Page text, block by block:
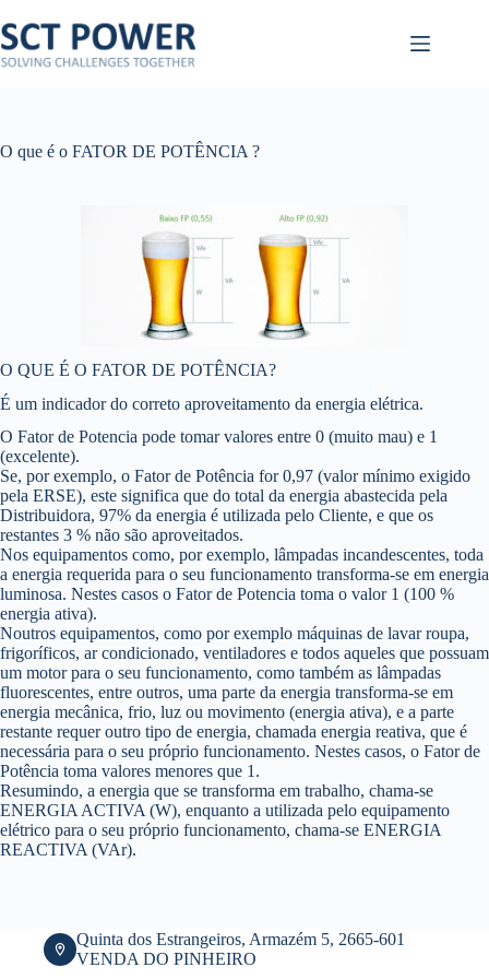
para
o
conteúdo
O que é o FATOR DE POTÊNCIA ?
O QUE É O FATOR DE POTÊNCIA?
É um indicador do correto aproveitamento da energia elétrica.
O Fator de Potencia pode tomar valores entre 0 (muito mau) e 1
(excelente).
Se, por exemplo, o Fator de Potência for 0,97 (valor mínimo exigido
pela ERSE), este significa que do total da energia abastecida pela
Distribuidora, 97% da energia é utilizada pelo Cliente, e que os
restantes 3 % não são aproveitados.
Nos equipamentos como, por exemplo, lâmpadas incandescentes, toda
a energia requerida para o seu funcionamento transforma-se em energia
luminosa. Nestes casos o Fator de Potencia toma o valor 1 (100 %
energia ativa).
Noutros equipamentos, como por exemplo máquinas de lavar roupa,
frigoríficos, ar condicionado, ventiladores e todos aqueles que possuam
um motor para o seu funcionamento, como também as lâmpadas
fluorescentes, entre outros, uma parte da energia transforma-se em
energia mecânica, frio, luz ou movimento (energia ativa), e a parte
restante requer outro tipo de energia, chamada energia reativa, que é
necessária para o seu próprio funcionamento. Nestes casos, o Fator de
Potência toma valores menores que 1.
Resumindo, a energia que se transforma em trabalho, chama-se
ENERGIA ACTIVA (W), enquanto a utilizada pelo equipamento
elétrico para o seu próprio funcionamento, chama-se ENERGIA
REACTIVA (VAr).
Quinta dos Estrangeiros, Armazém 5, 2665-601
VENDA DO PINHEIRO